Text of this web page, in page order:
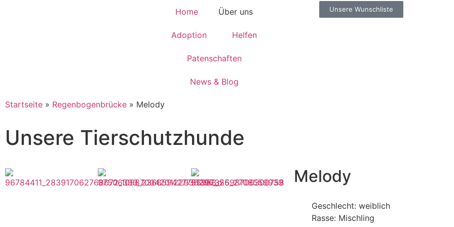
Home Über uns
Adoption Helfen
Patenschaften
News & Blog
Unsere Wunschliste
Startseite » Regenbogenbrücke » Melody
Unsere Tierschutzhunde
Melody
Geschlecht: weiblich
Rasse: Mischling